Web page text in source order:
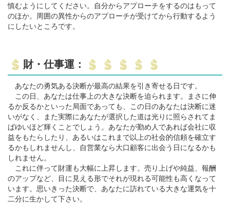
慎むようにしてください。自分からアプローチをするのはもって
のほか。周囲の異性からのアプローチが受けてから行動するよう
にしたいところです。
財・仕事運：
あなたの勇気ある決断が最高の結果を引き寄せる日です。
この日、あなたは仕事上の大きな決断を迫られます。まさに伸
るか反るかといった局面であっても、この日のあなたは決断に迷
いがなく、また実際にあなたが選択した道は光りに照らされてま
ばゆいほど輝くことでしょう。あなたが勤め人であれば会社に収
益をもたらしたり、あるいはこれまで以上の社会的信頼を確立す
るかもしれませんし、自営業なら大口顧客に出会う日になるかも
しれません。
これに伴って財運も大幅に上昇します。売り上げや純益、報酬
のアップなど、目に見える形でそれが現れる可能性も高くなって
います。思いきった決断で、あなたに訪れている大きな運気を十
二分に生かして下さい。